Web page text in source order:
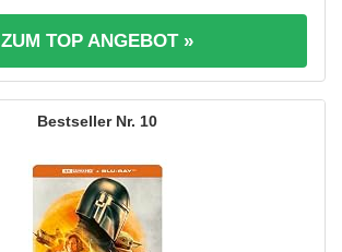
ZUM TOP ANGEBOT »
10